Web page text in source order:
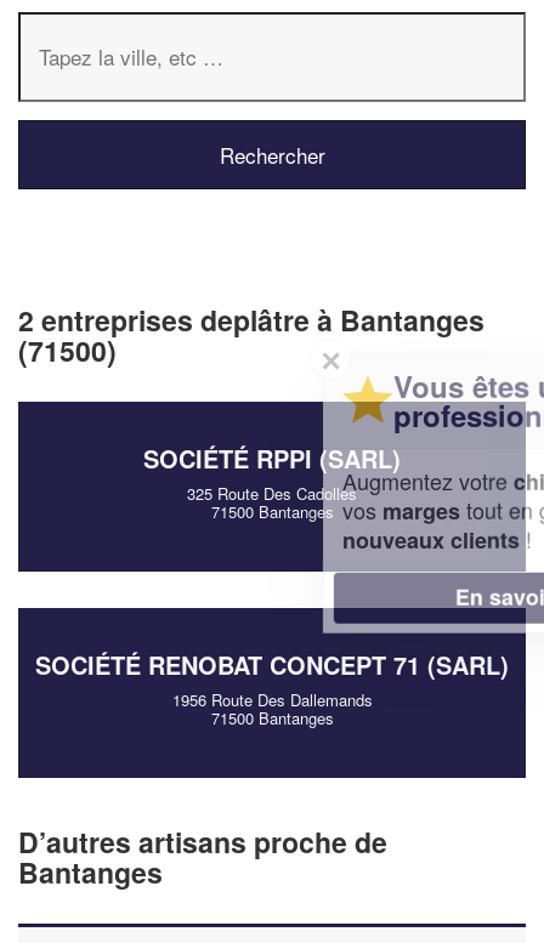
2 entreprises deplâtre à Bantanges
(71500)
SOCIÉTÉ RPPI (SARL)
325 Route Des Cadolles
71500 Bantanges
SOCIÉTÉ RENOBAT CONCEPT 71 (SARL)
1956 Route Des Dallemands
71500 Bantanges
D’autres artisans proche de
Bantanges
Vous êtes un
professionnel ?
Augmentez votre chiffre d'affaireset
vosmargestout en gagnant de